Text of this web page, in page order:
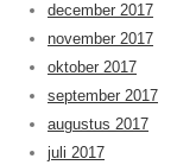
december 2017
november 2017
oktober 2017
september 2017
augustus 2017
juli 2017